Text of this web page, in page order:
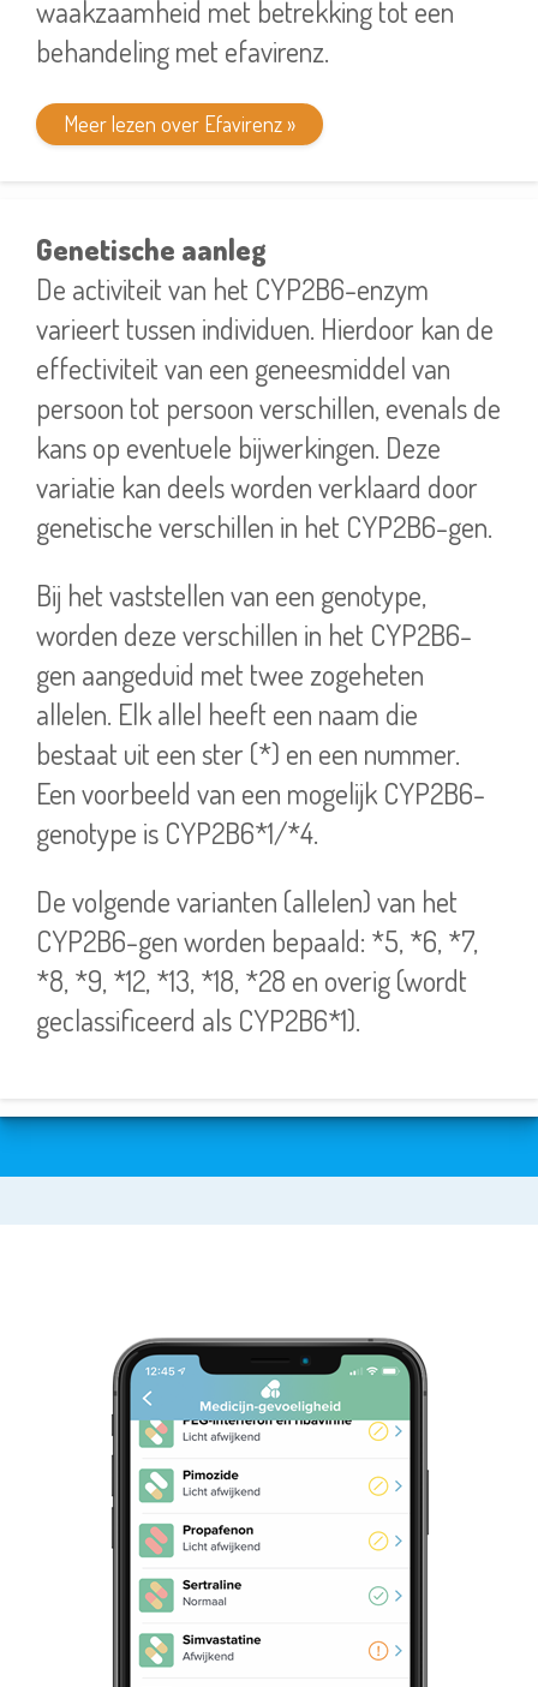
waakzaamheid met betrekking tot een
behandeling met efavirenz.
Meer lezen over Efavirenz »
Genetische aanleg
De activiteit van het CYP2B6-enzym
varieert tussen individuen. Hierdoor kan de
effectiviteit van een geneesmiddel van
persoon tot persoon verschillen, evenals de
kans op eventuele bijwerkingen. Deze
variatie kan deels worden verklaard door
genetische verschillen in het CYP2B6-gen.
Bij het vaststellen van een genotype,
worden deze verschillen in het CYP2B6-
gen aangeduid met twee zogeheten
allelen. Elk allel heeft een naam die
bestaat uit een ster (*) en een nummer.
Een voorbeeld van een mogelijk CYP2B6-
genotype is CYP2B6*1/*4.
De volgende varianten (allelen) van het
CYP2B6-gen worden bepaald: *5, *6, *7,
*8, *9, *12, *13, *18, *28 en overig (wordt
geclassificeerd als CYP2B6*1).